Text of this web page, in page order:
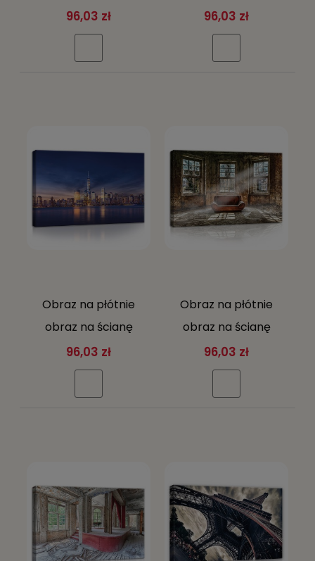
różowy niebieski
most miasto 60 x 40
96,03 zł
niebieski koloseum
rzym 60 x 40
96,03 zł
Obraz na płótnie
obraz na ścianę
niebieski złoty
panorama miasta
noc 60
96,03 zł
Obraz na płótnie
obraz na ścianę
brązowy szary loft
wnętrze kanapa 60 x
40
96,03 zł